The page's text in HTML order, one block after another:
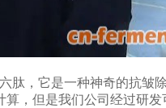
肽，它是一种神奇的抗
，但是我们公司经过研